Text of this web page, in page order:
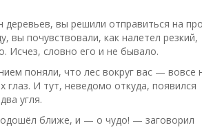
вы решили отправиться на
вы почувствовали, как налетел резкий,
словно его и не бывало.
поняли, что лес вокруг вас — вовсе
И тут, неведомо откуда, появился
угля.
ближе, и — о чудо! — заговорил